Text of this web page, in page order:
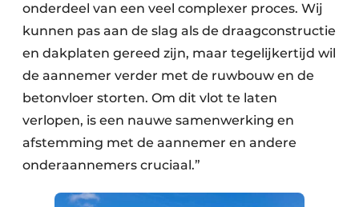
onderdeel van een veel complexer proces. Wij
kunnen pas aan de slag als de draagconstructie
en dakplaten gereed zijn, maar tegelijkertijd wil
de aannemer verder met de ruwbouw en de
betonvloer storten. Om dit vlot te laten
verlopen, is een nauwe samenwerking en
afstemming met de aannemer en andere
onderaannemers cruciaal.”